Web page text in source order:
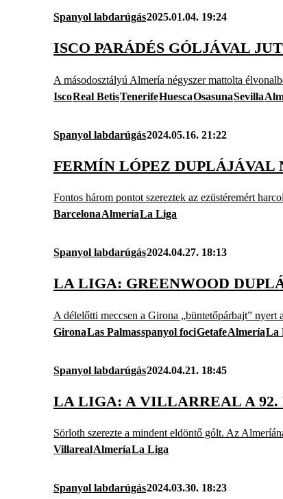
Spanyol labdarúgás2025.01.04. 19:24
ISCO PARÁDÉS GÓLJÁVAL
A másodosztályú Almería négyszer mattolta
IscoReal BetisTenerifeHuescaOsasunaSevilla
Spanyol labdarúgás2024.05.16. 21:22
FERMÍN LÓPEZ DUPLÁJÁVAL
Fontos három pontot szereztek az ezüstéremért
BarcelonaAlmeríaLa Liga
Spanyol labdarúgás2024.04.27. 18:13
LA LIGA: GREENWOOD
A délelőtti meccsen a Girona „büntetőpárbajt” nyert
GironaLas Palmasspanyol fociGetafeAlmeríaLa
Spanyol labdarúgás2024.04.21. 18:45
LA LIGA: A VILLARREAL A 92.
Sörloth szerezte a mindent eldöntő gólt. Az
VillarealAlmeríaLa Liga
Spanyol labdarúgás2024.03.30. 18:23